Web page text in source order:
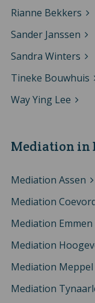
Rianne Bekkers
Sander Janssen
Sandra Winters
Tineke Bouwhuis
Way Ying Lee
Mediation in
Mediation Assen
Mediation
Mediation Emmen
Mediation
Mediation Meppel
Mediation